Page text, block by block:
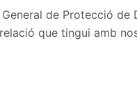
de Protecció
que tingui amb